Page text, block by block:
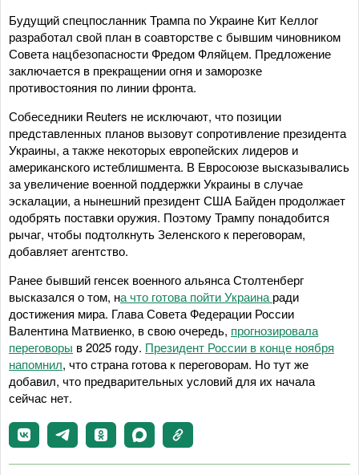
Будущий спецпосланник Трампа по Украине Кит Келлог
разработал свой план в соавторстве с бывшим чиновником
Совета нацбезопасности Фредом Фляйцем. Предложение
заключается в прекращении огня и заморозке
противостояния по линии фронта.
Собеседники Reuters не исключают, что позиции
представленных планов вызовут сопротивление президента
Украины, а также некоторых европейских лидеров и
американского истеблишмента. В Евросоюзе высказывались
за увеличение военной поддержки Украины в случае
эскалации, а нынешний президент США Байден продолжает
одобрять поставки оружия. Поэтому Трампу понадобится
рычаг, чтобы подтолкнуть Зеленского к переговорам,
добавляет агентство.
Ранее бывший генсек военного альянса Столтенберг
высказался о том, на что готова пойти Украина ради
достижения мира. Глава Совета Федерации России
Валентина Матвиенко, в свою очередь, прогнозировала
переговоры в 2025 году. Президент России в конце ноября
напомнил, что страна готова к переговорам. Но тут же
добавил, что предварительных условий для их начала
сейчас нет.